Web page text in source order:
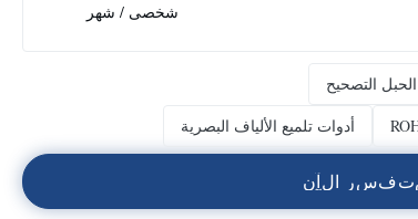
شخصى / شهر
الحبل التصحيح
أدوات تلميع الألياف البصرية
تفسر الآن